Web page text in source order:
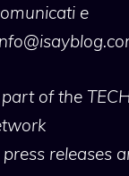
e
of the
releases